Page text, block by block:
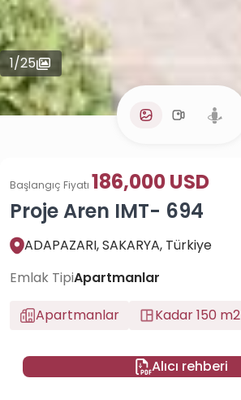
1/25
Proje Aren IMT- 694
Başlangıç Fiyatı 186,000 USD
ADAPAZARI, SAKARYA, Türkiye
Emlak TipiApartmanlar
Apartmanlar
Kadar 150 m2
Alıcı rehberi